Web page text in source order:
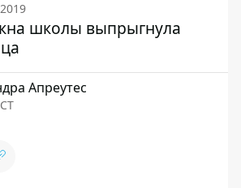
школы выпрыгнула
Апреутес